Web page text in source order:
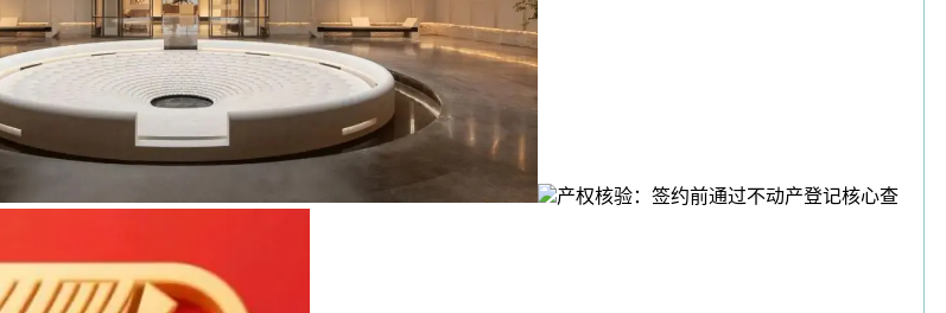
产权核验：签约前通过不动产登记核心查